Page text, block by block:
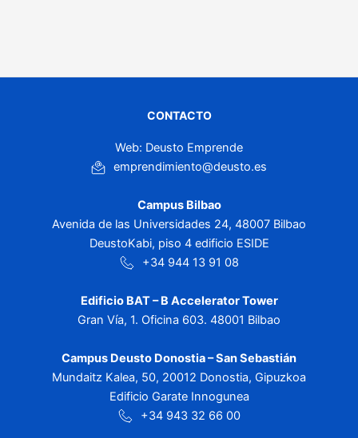
CONTACTO
Web: Deusto Emprende
emprendimiento@deusto.es
Campus Bilbao
Avenida de las Universidades 24, 48007 Bilbao
DeustoKabi, piso 4 edificio ESIDE
+34 944 13 91 08
Edificio BAT – B Accelerator Tower
Gran Vía, 1. Oficina 603. 48001 Bilbao
Campus Deusto Donostia – San Sebastián
Mundaitz Kalea, 50, 20012 Donostia, Gipuzkoa
Edificio Garate Innogunea
+34 943 32 66 00